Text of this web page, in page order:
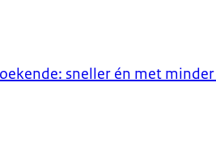
sneller én met